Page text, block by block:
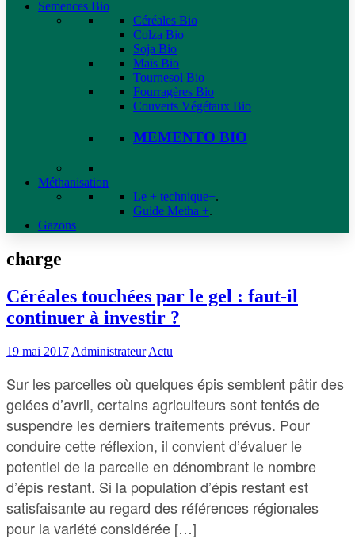
Semences Bio
Céréales Bio
Colza Bio
Soja Bio
Maïs Bio
Tournesol Bio
Fourragères Bio
Couverts Végétaux Bio
MEMENTO BIO
Méthanisation
Le + technique+.
Guide Metha +.
Gazons
charge
Céréales touchées par le gel : faut-il
continuer à investir ?
19 mai 2017 Administrateur Actu
Sur les parcelles où quelques épis semblent pâtir des
gelées d’avril, certains agriculteurs sont tentés de
suspendre les derniers traitements prévus. Pour
conduire cette réflexion, il convient d’évaluer le
potentiel de la parcelle en dénombrant le nombre
d’épis restant. Si la population d’épis restant est
satisfaisante au regard des références régionales
pour la variété considérée […]